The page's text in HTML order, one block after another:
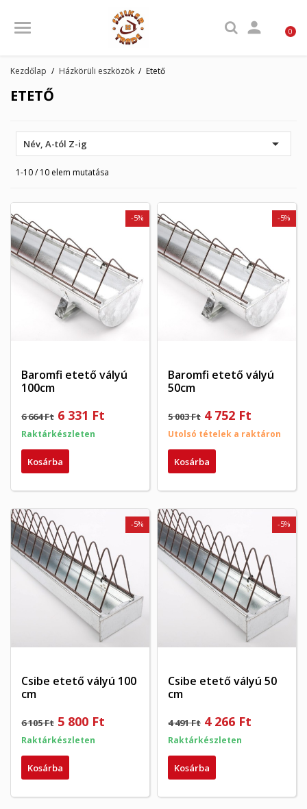
 0
Kezdőlap Házkörüli eszközök Etető
ETETŐ
Név, A-tól Z-ig 
1-10 / 10 elem mutatása
Baromfi etető vályú
100cm
6 664 Ft
-5%
6 331 Ft
Raktárkészleten
Kosárba
Baromfi etető vályú
50cm
5 003 Ft
-5%
4 752 Ft
Utolsó tételek a raktáron
Kosárba
Csibe etető vályú 100
cm
6 105 Ft
-5%
5 800 Ft
Raktárkészleten
Kosárba
Csibe etető vályú 50
cm
4 491 Ft
-5%
4 266 Ft
Raktárkészleten
Kosárba